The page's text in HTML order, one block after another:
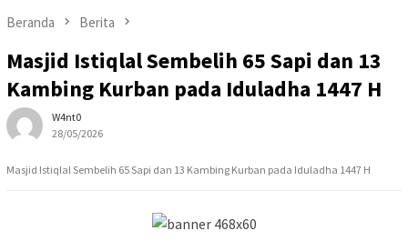
Beranda Berita
Masjid Istiqlal Sembelih 65 Sapi dan 13
Kambing Kurban pada Iduladha 1447 H
W4nt0
28/05/2026
Masjid Istiqlal Sembelih 65 Sapi dan 13 Kambing Kurban pada Iduladha 1447 H